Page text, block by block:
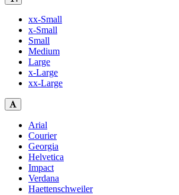
xx-Small
x-Small
Small
Medium
Large
x-Large
xx-Large
Arial
Courier
Georgia
Helvetica
Impact
Verdana
Haettenschweiler